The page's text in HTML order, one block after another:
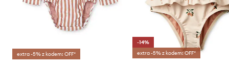
extra -5% z kodem: OFF*
-14%
extra -5% z kodem: OFF*